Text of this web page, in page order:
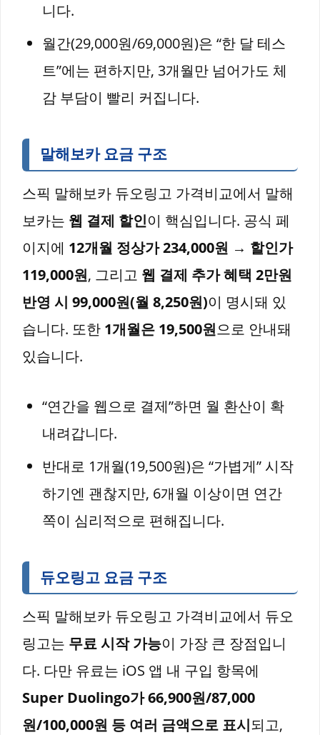
니다.
월간(29,000원/69,000원)은 “한 달 테스
트”에는 편하지만, 3개월만 넘어가도 체
감 부담이 빨리 커집니다.
말해보카 요금 구조
스픽 말해보카 듀오링고 가격비교에서 말해
보카는 웹 결제 할인이 핵심입니다. 공식 페
이지에 12개월 정상가 234,000원 → 할인가
119,000원, 그리고 웹 결제 추가 혜택 2만원
반영 시 99,000원(월 8,250원)이 명시돼 있
습니다. 또한 1개월은 19,500원으로 안내돼
있습니다.
“연간을 웹으로 결제”하면 월 환산이 확
내려갑니다.
반대로 1개월(19,500원)은 “가볍게” 시작
하기엔 괜찮지만, 6개월 이상이면 연간
쪽이 심리적으로 편해집니다.
듀오링고 요금 구조
스픽 말해보카 듀오링고 가격비교에서 듀오
링고는 무료 시작 가능이 가장 큰 장점입니
다. 다만 유료는 iOS 앱 내 구입 항목에
Super Duolingo가 66,900원/87,000
원/100,000원 등 여러 금액으로 표시되고,